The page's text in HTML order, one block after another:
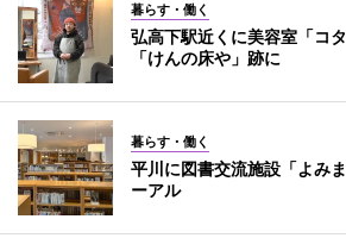
暮らす・働く
弘高下駅近くに美容室「コ
「けんの床や」跡に
暮らす・働く
平川に図書交流施設「よみ
ーアル